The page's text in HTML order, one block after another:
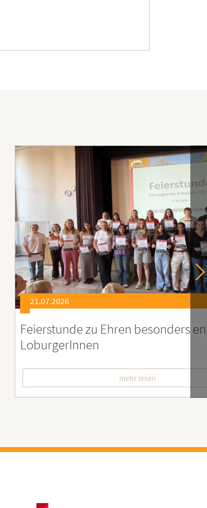
21.07.2026
Soziales Engagement für
Ruanda – Wir sind dabei!
mehr lesen